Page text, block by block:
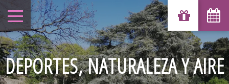
DEPORTES, NATURALEZA Y AIRE